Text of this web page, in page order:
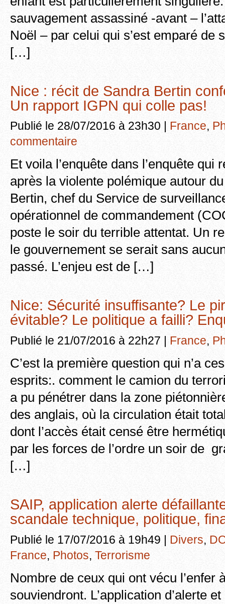
sauvagement assassiné -avant –
Noël – par celui qui s’est emparé de
[…]
Nice : récit de Sandra Bertin
Un rapport IGPN qui colle pas!
Publié le 28/07/2016 à 23h30 | France,
commentaire
Et voila l’enquête dans l’enquête qui
après la violente polémique autour
Bertin, chef du Service de
opérationnel de commandement
poste le soir du terrible attentat. Un
le gouvernement se serait sans
passé. L’enjeu est de […]
Nice: Sécurité insuffisante? Le
évitable? Le politique a failli?
Publié le 21/07/2016 à 22h27 | France,
C’est la première question qui n’a
esprits:. comment le camion du
a pu pénétrer dans la zone
des anglais, où la circulation était
dont l’accès était censé être
par les forces de l’ordre un soir de
[…]
SAIP, application alerte
scandale technique, politique,
Publié le 17/07/2016 à 19h49 | Divers,
France, Photos, Terrorisme
Nombre de ceux qui ont vécu l’enfer
souviendront. L’application d’alerte